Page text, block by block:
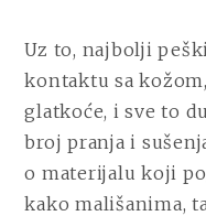
Uz to, najbolji
kontaktu sa
glatkoće, i sve to
broj pranja i
o materijalu koji
kako mališanima,